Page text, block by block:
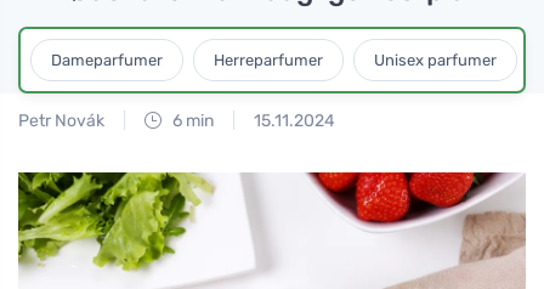
Dameparfumer Herreparfumer Unisex parfumer
Petr Novák 6 min 15.11.2024